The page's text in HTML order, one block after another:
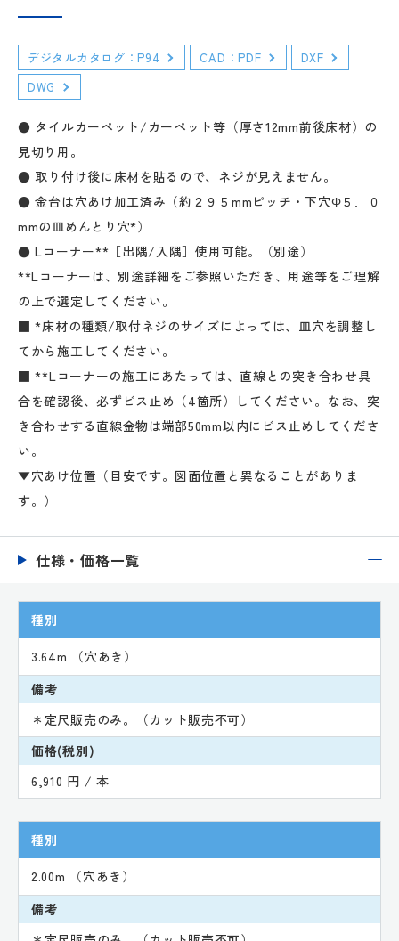
デジタルカタログ：P94 CAD：PDF
DXF
DWG
● タイルカーペット/カーペット等（厚さ12mm前後床材）の
見切り用。
● 取り付け後に床材を貼るので、ネジが見えません。
● 金台は穴あけ加工済み（約２９５mmピッチ・下穴Φ５．０
mmの皿めんとり穴*）
● Lコーナー**［出隅/入隅］使用可能。（別途）
**Lコーナーは、別途詳細をご参照いただき、用途等をご理解
の上で選定してください。
■ *床材の種類/取付ネジのサイズによっては、皿穴を調整し
てから施工してください。
■ **Lコーナーの施工にあたっては、直線との突き合わせ具
合を確認後、必ずビス止め（4箇所）してください。なお、突
き合わせする直線金物は端部50mm以内にビス止めしてくださ
い。
▼穴あけ位置（目安です。図面位置と異なることがありま
す。）
仕様・価格一覧
種別
3.64m （穴あき）
備考
＊定尺販売のみ。（カット販売不可）
価格(税別)
6,910 円 / 本
種別
2.00m （穴あき）
備考